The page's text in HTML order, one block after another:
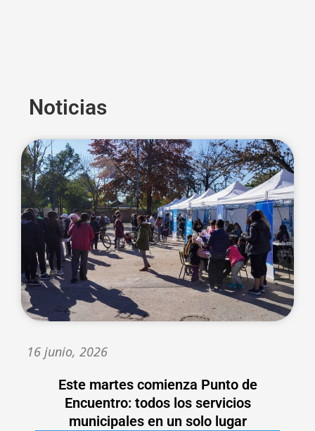
Noticias
16 junio, 2026
Este martes comienza Punto de
Encuentro: todos los servicios
municipales en un solo lugar